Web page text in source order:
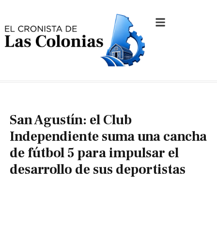
San Agustín: el Club
Independiente suma una cancha
de fútbol 5 para impulsar el
desarrollo de sus deportistas